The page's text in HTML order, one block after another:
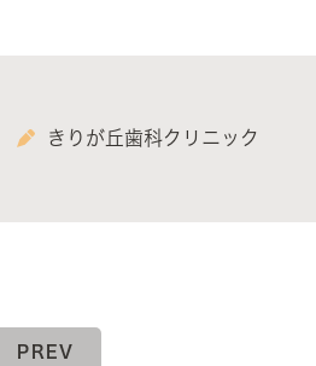
きりが丘歯科クリニック
PREV